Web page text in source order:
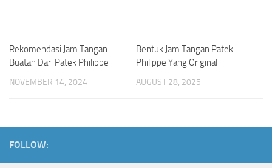
Rekomendasi Jam Tangan
Buatan Dari Patek Philippe
NOVEMBER 14, 2024
Bentuk Jam Tangan Patek
Philippe Yang Original
AUGUST 28, 2025
FOLLOW: